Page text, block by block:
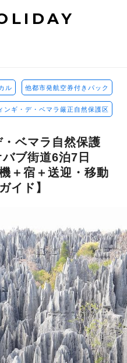
ル 他都市発航空券付きパック
ンギ・デ・ベマラ厳正自然保護区
ベマラ自然保護
ブ街道6泊7日
＋宿＋送迎・移動
イド】